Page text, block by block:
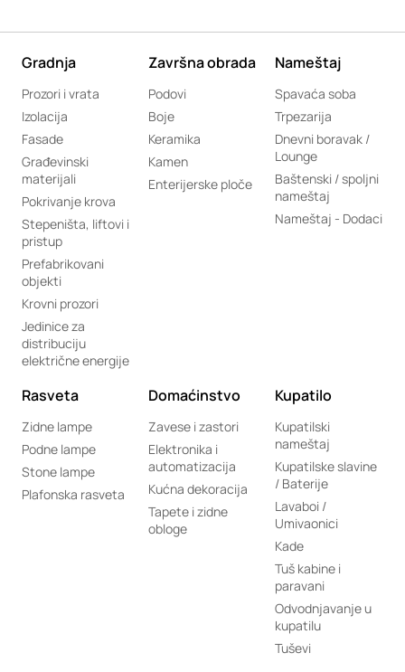
Gradnja
Prozori i vrata
Izolacija
Fasade
Građevinski
materijali
Pokrivanje krova
Stepeništa, liftovi i
pristup
Prefabrikovani
objekti
Krovni prozori
Jedinice za
distribuciju
električne energije
Završna obrada
Podovi
Boje
Keramika
Kamen
Enterijerske ploče
Nameštaj
Spavaća soba
Trpezarija
Dnevni boravak /
Lounge
Baštenski / spoljni
nameštaj
Nameštaj - Dodaci
Rasveta
Zidne lampe
Podne lampe
Stone lampe
Plafonska rasveta
Domaćinstvo
Zavese i zastori
Elektronika i
automatizacija
Kućna dekoracija
Tapete i zidne
obloge
Kupatilo
Kupatilski
nameštaj
Kupatilske slavine
/ Baterije
Lavaboi /
Umivaonici
Kade
Tuš kabine i
paravani
Odvodnjavanje u
kupatilu
Tuševi